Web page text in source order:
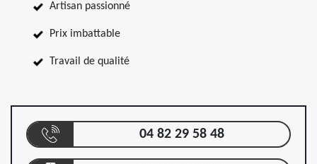
Artisan passionné
Prix imbattable
Travail de qualité
04 82 29 58 48